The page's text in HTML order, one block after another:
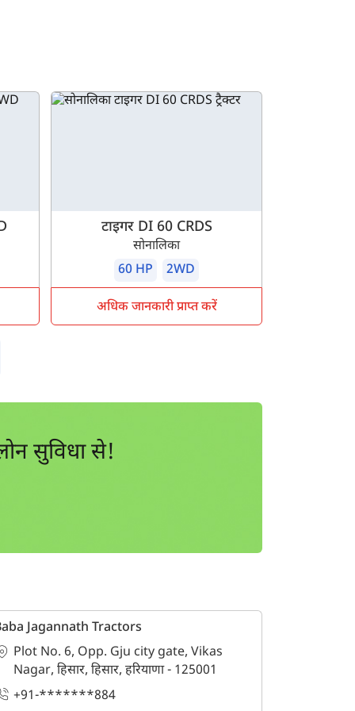
टाइगर DI 60 CRDS
सोनालिका
60 HP
2WD
अधिक जानकारी प्राप्त करें
सुविधा से!
Jagannath Tractors
Plot No. 6, Opp. Gju city gate, Vikas
Nagar, हिसार, हिसार, हरियाणा - 125001
+91-*******884